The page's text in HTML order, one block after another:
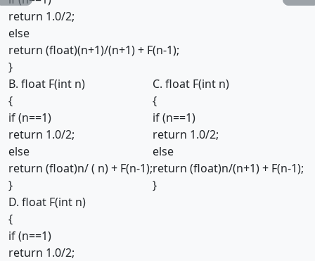
return 1.0/2;
else
return (float)(n+1)/(n+1) + F(n-1);
}
B. float F(int n)
{
if (n==1)
return 1.0/2;
else
return (float)n/ ( n) + F(n-1);
}
C. float F(int n)
{
if (n==1)
return 1.0/2;
else
return (float)n/(n+1) + F(n-1);
}
D. float F(int n)
{
if (n==1)
return 1.0/2;